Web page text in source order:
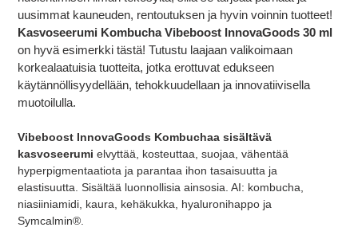
uusimmat kauneuden, rentoutuksen ja hyvin voinnin tuotteet!
Kasvoseerumi Kombucha Vibeboost InnovaGoods 30 ml
on hyvä esimerkki tästä! Tutustu laajaan valikoimaan
korkealaatuisia tuotteita, jotka erottuvat edukseen
käytännöllisyydellään, tehokkuudellaan ja innovatiivisella
muotoilulla.
Vibeboost InnovaGoods Kombuchaa sisältävä
kasvoseerumi elvyttää, kosteuttaa, suojaa, vähentää
hyperpigmentaatiota ja parantaa ihon tasaisuutta ja
elastisuutta. Sisältää luonnollisia ainsosia. AI: kombucha,
niasiiniamidi, kaura, kehäkukka, hyaluronihappo ja
Symcalmin®.